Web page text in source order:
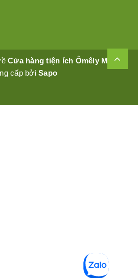
Cửa hàng tiện ích Ômêly Mart
cấp bởiSapo